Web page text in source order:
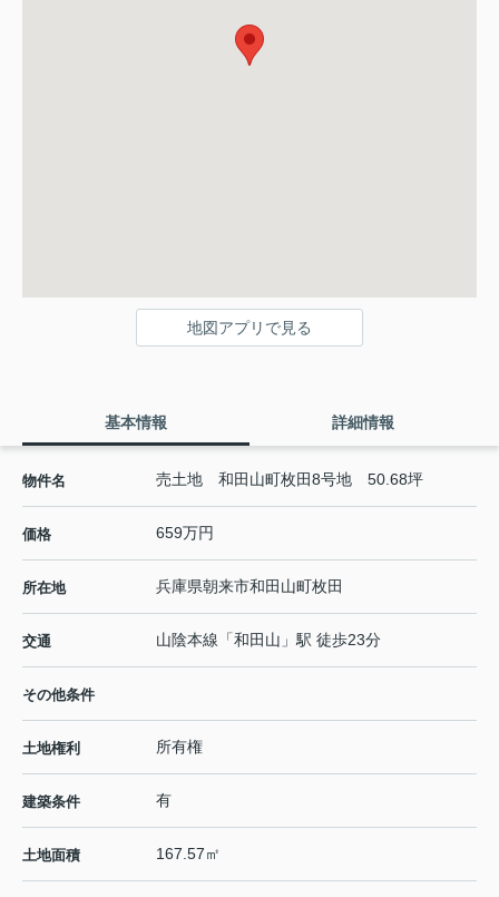
地図アプリで見る
基本情報 詳細情報
物件名 売土地 和田山町枚田8号地 50.68坪
価格 659万円
所在地 兵庫県朝来市和田山町枚田
交通 山陰本線 「和田山 」駅 徒歩23分
その他条件
土地権利 所有権
建築条件 有
土地面積 167.57㎡